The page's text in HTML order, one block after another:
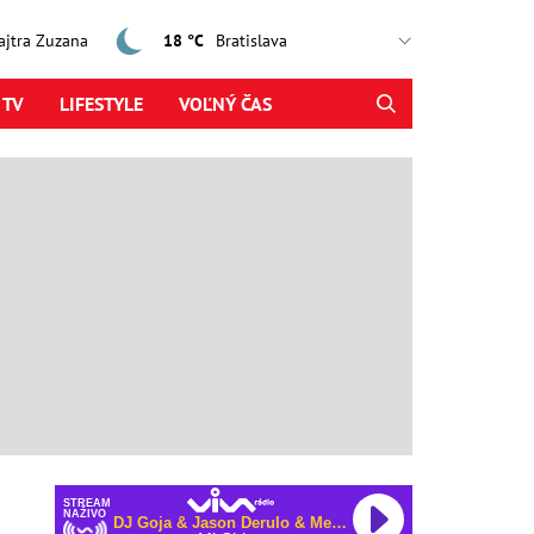
Zuzana 18 °C
LIFESTYLE VOĽNÝ ČAS
STREAM
NAŽIVO
DJ Goja & Jason Derulo & Melody